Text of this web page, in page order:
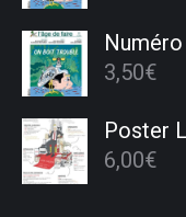
3,50€
Poster
6,00€